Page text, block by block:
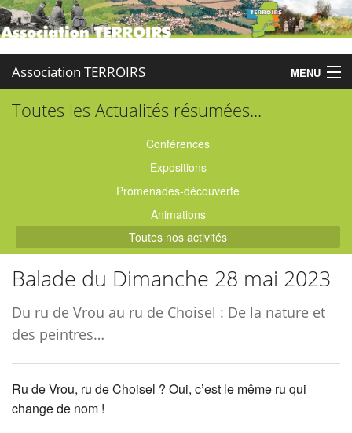
Association TERROIRS MENU
Accueil
Partenaires
Enquêtes
Contact
Boutique
Toutes les Actualités résumées...
Conférences
Expositions
Promenades-découverte
Animations
Toutes nos activités
Balade du Dimanche 28 mai 2023
Du ru de Vrou au ru de Choisel : De la nature et
des peintres…
Ru de Vrou, ru de Choisel ? Oui, c’est le même ru qui
change de nom !